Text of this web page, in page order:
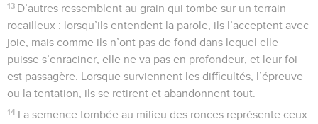
13 D’autres ressemblent au grain qui tombe sur un terrain
rocailleux : lorsqu’ils entendent la parole, ils l’acceptent avec
joie, mais comme ils n’ont pas de fond dans lequel elle
puisse s’enraciner, elle ne va pas en profondeur, et leur foi
est passagère. Lorsque surviennent les difficultés, l’épreuve
ou la tentation, ils se retirent et abandonnent tout.
14 La semence tombée au milieu des ronces représente ceux